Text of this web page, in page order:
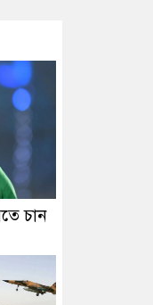
চান